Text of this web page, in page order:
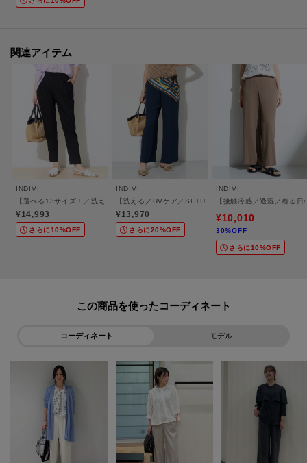
また、加工可能な股下の長さについては下記ご確認をお願いいたします。裾
※ジーンズ仕上げの場合、製品寸法より－3cmから加工可
※シングル（レディス）仕上げの場合、製品寸法より－5cmから加工可
※シングル（メンズ）仕上げの場合、製品寸法より－9cmから加工可
※ダブル仕上げの場合、製品寸法より－11cmから加工可
加工方法は商品よって異なりますので入力画面でご確認ください。
モデル情報：身長168cm B74 W58 H84 着用サイズ：38（M）
関連アイテム
INDIVI
【選べる13サイズ！／洗える】ウエストゴムタックテーパード褒められパンツ
¥14,993
さらに10%OFF
INDIVI
【洗える／UVケア／SETUP可】着る日傘ワイドパンツ
¥13,970
さらに20%OFF
INDIVI
【接触冷感／透湿／着る
¥10,010
30%OFF
さらに10%OFF
この商品を使った
コーディネート モデル